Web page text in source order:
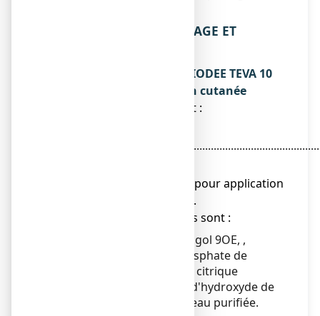
6. CONTENU DE L’EMBALLAGE ET
Ce que contient POVIDONE IODEE TEVA 10
%, solution pour application cutanée
● La substance active est :
Pour 100 ml de solution pour application
cutanée.
● Les autres composants sont :
Ether laurique de macrogol 9OE, ,
glycérol, hydrogénophosphate de
sodium dihydraté, acide citrique
monohydraté, solution d'hydroxyde de
sodium à 30 pour cent, eau purifiée.